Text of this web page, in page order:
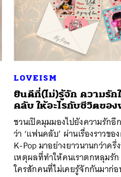
LOVEISM
ยินดีที่(ไม่)รู้จัก ความรั
คลับ ให้อะไรกับชีวิตขอ
ชวนเปิดมุมมองไปยังความรักอี
ว่า ‘แฟนคลับ’ ผ่านเรื่องราวข
K-Pop มาอย่างยาวนานกว่าครึ่
เหตุผลที่ทำให้คนเราตกหลุมรั
ใครสักคนที่ไม่เคยรู้จักกันมาก่